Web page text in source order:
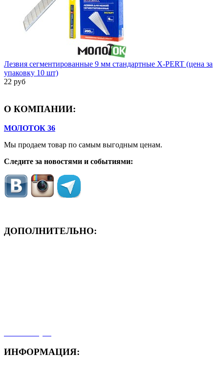
Лезвия сегментированные 9 мм стандартные X-PERT (цена за
упаковку 10 шт)
22 руб
О КОМПАНИИ:
МОЛОТОК 36
Мы продаем товар по самым выгодным ценам.
Следите за новостями и событиями:
ДОПОЛНИТЕЛЬНО:
ИНФОРМАЦИЯ: